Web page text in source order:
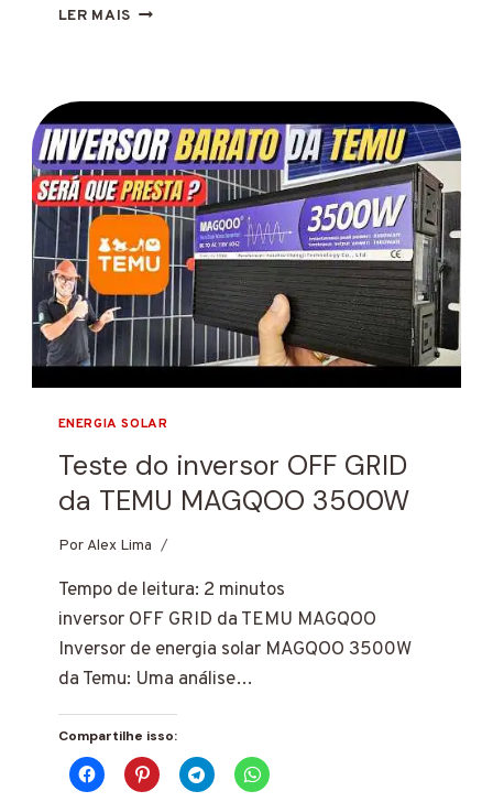
LER MAIS COMO
SOLAR
EFICIENTE?
5
DICAS
ENERGIA SOLAR
Teste do inversor OFF GRID
da TEMU MAGQOO 3500W
PorAlex Lima
4 de março de 2025
Tempo de leitura: 2 minutos
inversor OFF GRID da TEMU MAGQOO
Inversor de energia solar MAGQOO 3500W
da Temu: Uma análise…
Compartilhe isso: